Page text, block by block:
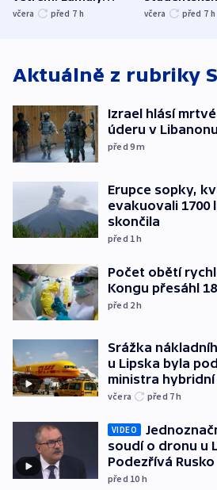
stromy a poničily
včera před 7 h
Oscara,
včera před 7 h
Aktuálně z rubriky
Izrael hlásí
úderu v Libanonu
před 9m
Erupce sopky,
evakuovali 1700
skončila
před 1h
Počet obětí
Kongu přesáhl
před 2h
Srážka
u Lipska byla
ministra
včera před 7h
VIDEO
soudí o dronu u
Podezřívá Rusko
před 10 h